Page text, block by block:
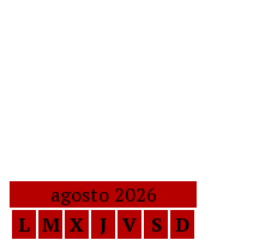
agosto 2026
L M X J V S D